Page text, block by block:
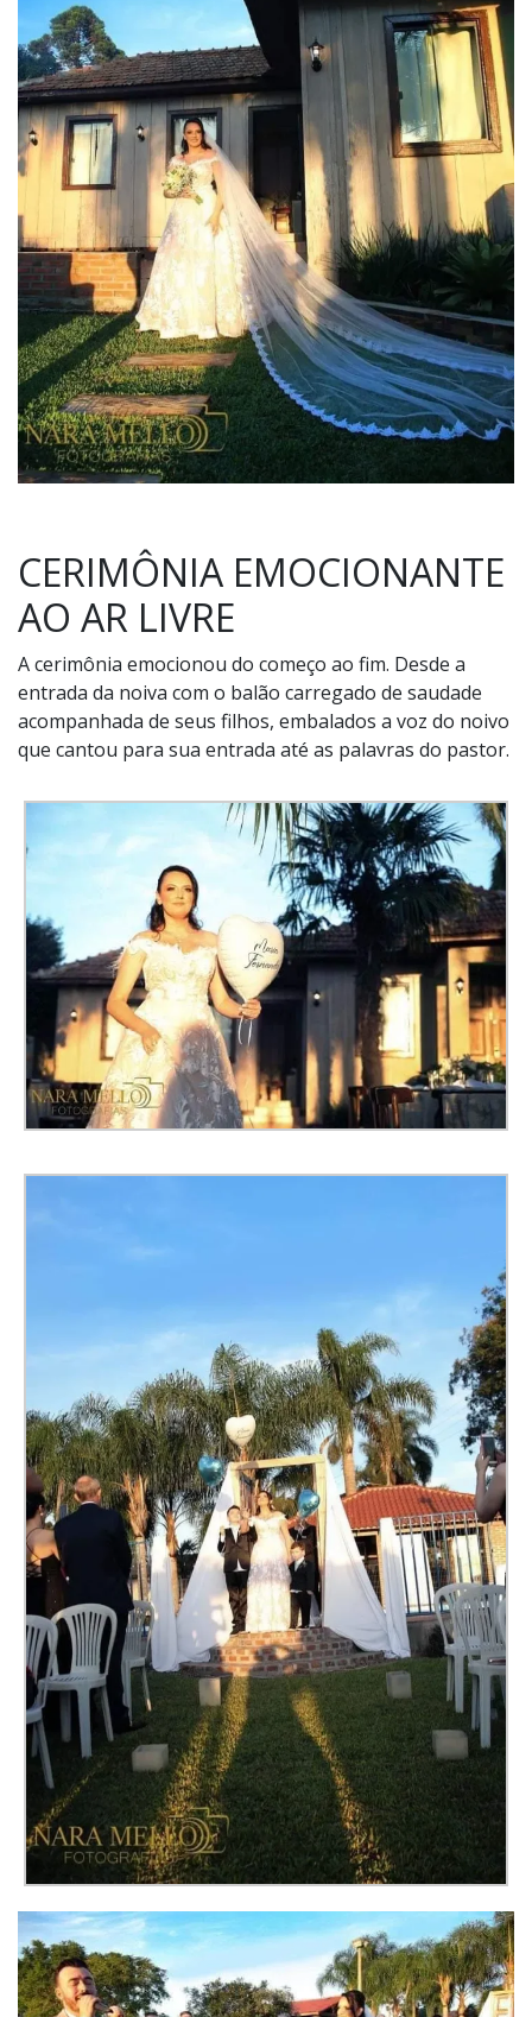
CERIMÔNIA EMOCIONANTE
AO AR LIVRE
A cerimônia emocionou do começo ao fim. Desde a
entrada da noiva com o balão carregado de saudade
acompanhada de seus filhos, embalados a voz do noivo
que cantou para sua entrada até as palavras do pastor.